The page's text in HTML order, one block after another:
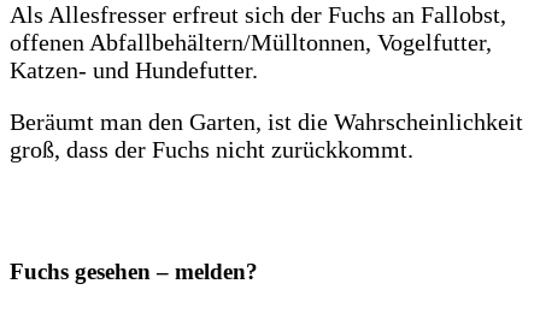
Als Allesfresser erfreut sich der Fuchs an Fallobst,
offenen Abfallbehältern/Mülltonnen, Vogelfutter,
Katzen- und Hundefutter.
Beräumt man den Garten, ist die Wahrscheinlichkeit
groß, dass der Fuchs nicht zurückkommt.
Fuchs gesehen – melden?